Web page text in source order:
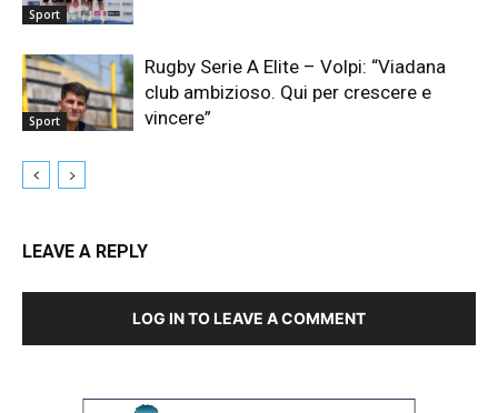
Sport
Sport
Rugby Serie A Elite – Volpi: “Viadana
club ambizioso. Qui per crescere e
vincere”
LEAVE A REPLY
LOG IN TO LEAVE A COMMENT